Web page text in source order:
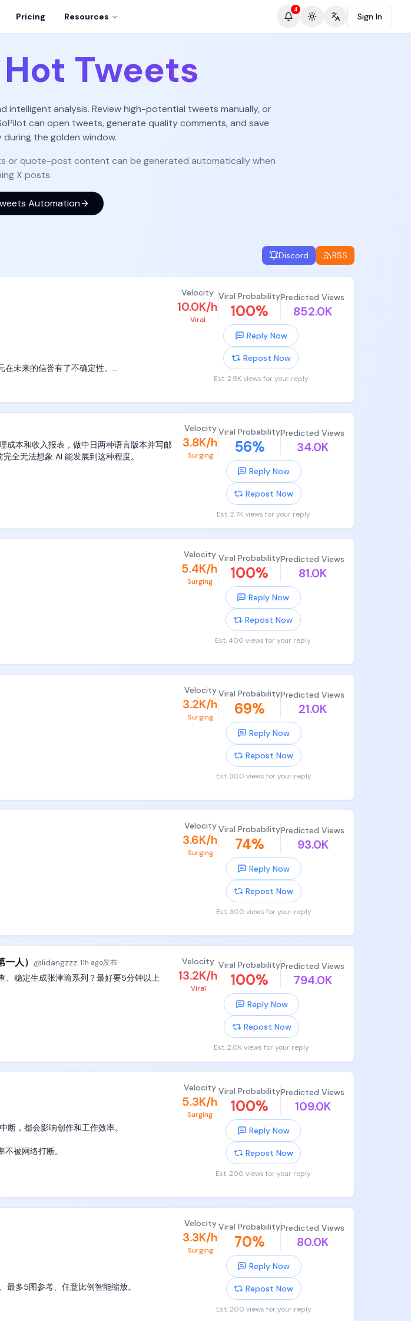
Pricing Resources
4
Toggle theme
Change language
Sign In
Tweets
analysis. Review high-potential tweets manually, or
can open tweets, generate quality comments, and save
the golden window.
or quote-post content can be generated automatically when
X posts.
Automation
Discord RSS
未来的信誉有了不确定性。
Velocity
10.0K/h
Viral
Viral Probability
100%
Predicted Views
852.0K
Reply Now
Repost Now
Est. 2.9K views for your reply
成本和收入报表，做中日两种语言版本并写邮
全无法想象 AI 能发展到这种程度。
Velocity
3.8K/h
Surging
Viral Probability
56%
Predicted Views
34.0K
Reply Now
Repost Now
Est. 2.7K views for your reply
列。
Velocity
5.4K/h
Surging
Viral Probability
100%
Predicted Views
81.0K
Reply Now
Repost Now
Est. 400 views for your reply
Broadcast），多机位实时转播，4K真
木制起跳台，头顶缆绳挂带滑轮的泰山绳。
面湿滑。第三关：四块间距不等的方形跳板
。第五关：横架在水面上的巨大黄色圆柱管
臂和双腿环抱，右端连着小型终点台，正下
临时观众席。全片推进方向一律从左到右。
；开场头发和衣服是干的，只有落水后才自
钟摆轨迹，头发被风向后带起。
Velocity
3.2K/h
Surging
Viral Probability
69%
Predicted Views
21.0K
Reply Now
Repost Now
Est. 300 views for your reply
Velocity
3.6K/h
Surging
Viral Probability
74%
Predicted Views
93.0K
Reply Now
Repost Now
Est. 300 views for your reply
人） @lidangzzz·11h ago发布
稳定生成张津瑜系列？最好要5分钟以上
Velocity
13.2K/h
Viral
Viral Probability
100%
Predicted Views
794.0K
Reply Now
Repost Now
Est. 2.0K views for your reply
，都会影响创作和工作效率。
被网络打断。
Velocity
5.3K/h
Surging
Viral Probability
100%
Predicted Views
109.0K
Reply Now
Repost Now
Est. 200 views for your reply
多5图参考、任意比例智能缩放。
Velocity
3.3K/h
Surging
Viral Probability
70%
Predicted Views
80.0K
Reply Now
Repost Now
Est. 200 views for your reply